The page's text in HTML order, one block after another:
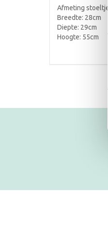
Afmeting stoeltje:
Breedte: 28cm
Diepte: 29cm
Hoogte: 55cm